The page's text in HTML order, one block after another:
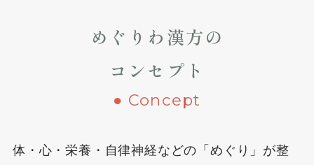
めぐりわ漢方の
コンセプト
● Concept
体・心・栄養・自律神経などの「めぐり」が整